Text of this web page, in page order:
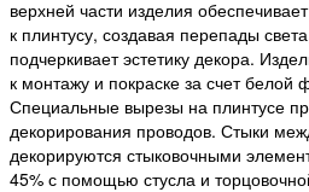
верхней части изделия
к плинтусу, создавая перепады
подчеркивает эстетику декора.
к монтажу и покраске за счет белой
Специальные вырезы на плинтусе
декорирования проводов. Стыки
декорируются стыковочными
45% с помощью стусла и